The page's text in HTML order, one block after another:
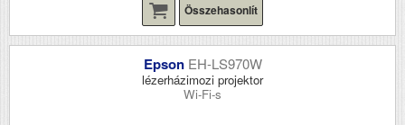
Összehasonlít
Epson EH-LS970W
lézerházimozi projektor
Wi-Fi-s